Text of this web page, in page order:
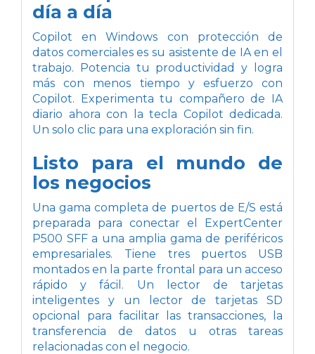
día a día
Copilot en Windows con protección de
datos comerciales es su asistente de IA en el
trabajo. Potencia tu productividad y logra
más con menos tiempo y esfuerzo con
Copilot. Experimenta tu compañero de IA
diario ahora con la tecla Copilot dedicada.
Un solo clic para una exploración sin fin.
Listo para el mundo de
los negocios
Una gama completa de puertos de E/S está
preparada para conectar el ExpertCenter
P500 SFF a una amplia gama de periféricos
empresariales. Tiene tres puertos USB
montados en la parte frontal para un acceso
rápido y fácil. Un lector de tarjetas
inteligentes y un lector de tarjetas SD
opcional para facilitar las transacciones, la
transferencia de datos u otras tareas
relacionadas con el negocio.